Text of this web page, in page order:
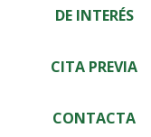
DE INTERÉS
CITA PREVIA
CONTACTA